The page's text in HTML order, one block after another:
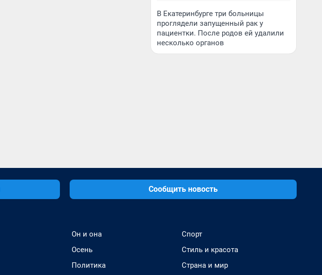
В Екатеринбурге три больницы
проглядели запущенный рак у
пациентки. После родов ей удалили
несколько органов
Сообщить новость
Он и она
Осень
Политика
Спорт
Стиль и красота
Страна и мир